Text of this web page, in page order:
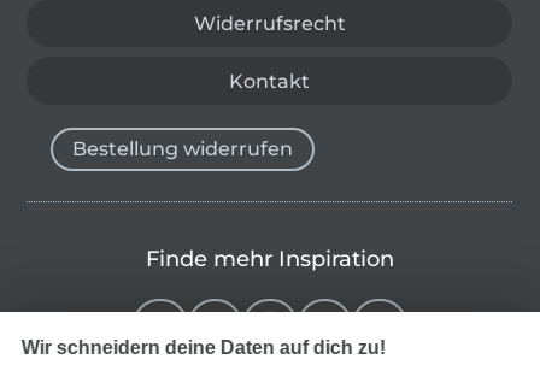
Widerrufsrecht
Kontakt
Bestellung widerrufen
Finde mehr Inspiration
Wir schneidern deine Daten auf dich zu!